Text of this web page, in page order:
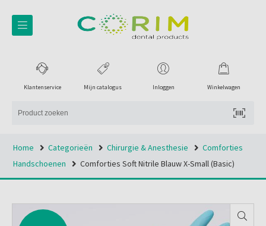
Winkelwagen
Inloggen
Mijn catalogus
Klantenservice
Home Categorieën Chirurgie & Anesthesie
Comforties
Handschoenen
Comforties Soft Nitrile Blauw X-Small (basic)